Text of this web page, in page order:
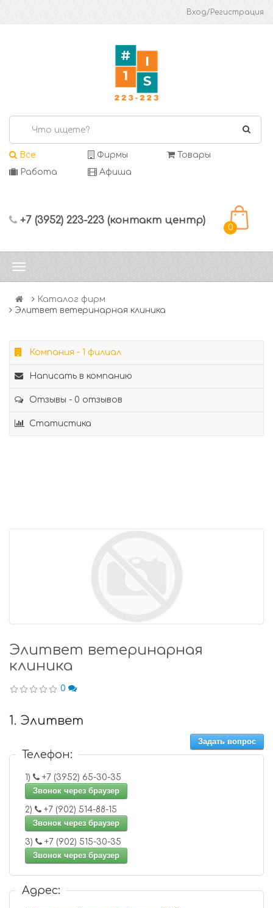
Вход/Регистрация
Все Фирмы
Товары
Работа
Афиша
+7 (3952) 223-223 (контакт центр)
0
Каталог фирм
Элитвет ветеринарная клиника
Компания - 1 филиал
Написать в компанию
Отзывы - 0 отзывов
Статистика
Элитвет ветеринарная
клиника
0
1. Элитвет
Задать вопрос
Телефон:
1)
+7 (3952) 65-30-35
Звонок через браузер
2)
+7 (902) 514-88-15
Звонок через браузер
3)
+7 (902) 515-30-35
Звонок через браузер
Адрес: